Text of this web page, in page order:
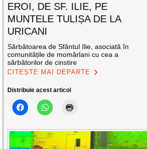
EROI, DE SF. ILIE, PE
MUNTELE TULIȘA DE LA
URICANI
Sărbătoarea de Sfântul Ilie, asociată în
comunitățile de momârlani cu cea a
sărbătorilor de cinstire
CITEȘTE MAI DEPARTE
Distribuie acest articol